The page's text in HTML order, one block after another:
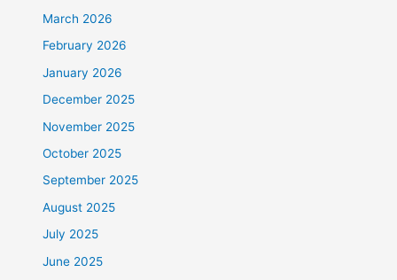
March 2026
February 2026
January 2026
December 2025
November 2025
October 2025
September 2025
August 2025
July 2025
June 2025